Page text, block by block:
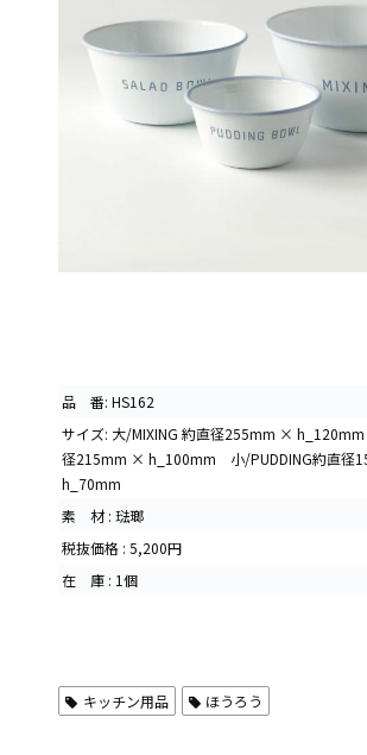
品 番: HS162
サイズ: 大/MIXING 約直径255mm ×
径215mm × h_100mm 小/PUDDING約直径
h_70mm
素 材 : 琺瑯
税抜価格 : 5,200円
在 庫 : 1個
キッチン用品 ほうろう